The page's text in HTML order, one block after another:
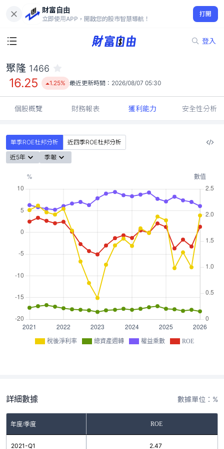
財富自由
立即使用APP，開啟您的股市智慧導航！
打開
登入
16.25
1.25%
聚隆 1466
16.25 1.25% 最近更新時間： 2026/08/07 05:30
個股概覽 財務報表 獲利能力 安全性分析
單季ROE杜邦分析
近四季ROE杜邦分析
近5年
季報
稅後淨利率 總資產週轉 權益乘數 ROE
詳細數據 數據單位：%
年度/季度 ROE
2021-Q1 2.47